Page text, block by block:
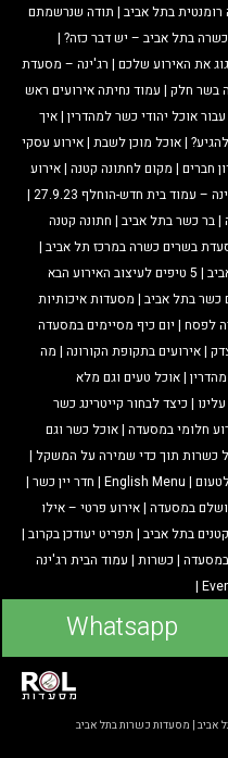
בתל אביב תודה שנרשמתם
בתל אביב – יש דבר כזה?
את האירוע שלכם רג'ינה – מסעדת
בשר חלק עמוד נחיתה אירועים ראש
איך
אוכל מוכן לשבת אירוע עסקי
חברים מקום לחתונה קטנה אירוע
– עמוד בית חדש-הוחלף 27.9.23
בר כשר בתל אביב חתונה קטנה
בשרים כשרה במרכז תל אביב
5 טיפים לעיצוב האירוע הבא
כשר בתל אביב מסעדות איכותיות
לפסח יום כיף מסיימים במסעדה
אירועים בתקופת הקורונה מה
אוכל טעים וגם מלא
כיצד לבחור קייטרינג כשר
חלומי במסעדה אוכל כשר וגם
כשרות ‏תוך כדי ‏שמירה על ‏המשקל
English Menu חדר יין כשר
אירוע פרטי – אילו
בתל אביב תפריט יעודכן בקרוב
כשרות עמוד הבית רג'ינה
Whatsapp
אביב | מסעדות כשרות בתל אביב